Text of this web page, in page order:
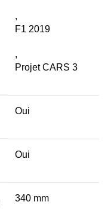
,
F1 2019
,
Projet CARS 3
Oui
Oui
340 mm